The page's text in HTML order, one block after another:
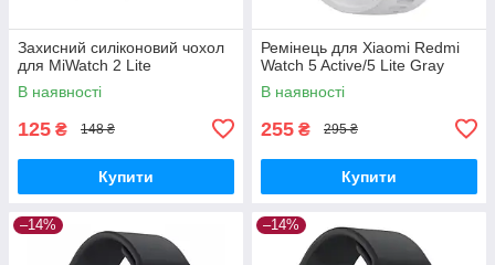
Захисний силіконовий чохол
для MiWatch 2 Lite
В наявності
125 ₴ 148 ₴
Купити
Ремінець для Xiaomi Redmi
Watch 5 Active/5 Lite Gray
В наявності
255 ₴ 295 ₴
Купити
–14% –14%